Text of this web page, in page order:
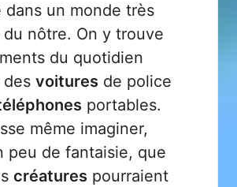
dans un monde très
du nôtre. On y trouve
du quotidien
des voitures de police
portables.
même imaginer,
peu de fantaisie, que
créatures pourraient